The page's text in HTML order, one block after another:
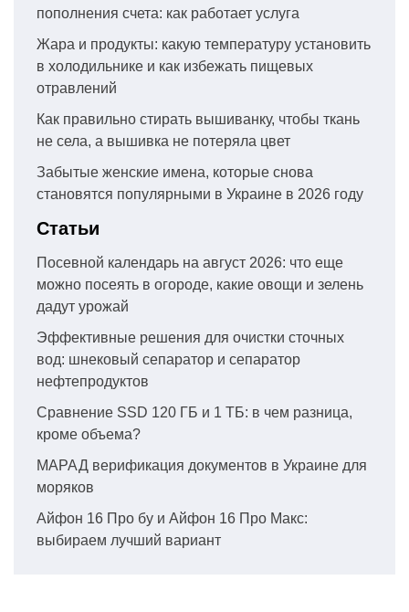
пополнения счета: как работает услуга
Жара и продукты: какую температуру установить
в холодильнике и как избежать пищевых
отравлений
Как правильно стирать вышиванку, чтобы ткань
не села, а вышивка не потеряла цвет
Забытые женские имена, которые снова
становятся популярными в Украине в 2026 году
Статьи
Посевной календарь на август 2026: что еще
можно посеять в огороде, какие овощи и зелень
дадут урожай
Эффективные решения для очистки сточных
вод: шнековый сепаратор и сепаратор
нефтепродуктов
Сравнение SSD 120 ГБ и 1 ТБ: в чем разница,
кроме объема?
МАРАД верификация документов в Украине для
моряков
Айфон 16 Про бу и Айфон 16 Про Макс:
выбираем лучший вариант